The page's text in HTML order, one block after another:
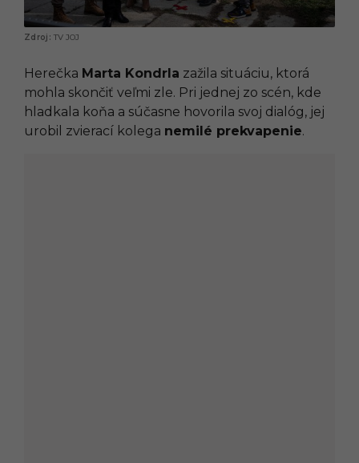
TV JOJ
Herečka Marta Kondrla zažila situáciu, ktorá
mohla skončiť veľmi zle. Pri jednej zo scén, kde
hladkala koňa a súčasne hovorila svoj dialóg, jej
urobil zvierací kolega nemilé prekvapenie.